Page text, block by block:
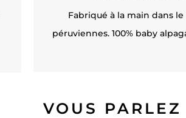
Fabriqué à la main dans
péruviennes. 100% baby
VOUS